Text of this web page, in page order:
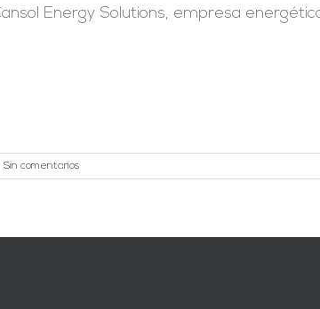
Energy Solutions, empresa
Sin comentarios